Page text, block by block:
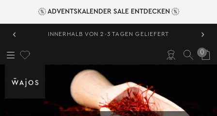
ADVENTSKALENDER SALE ENTDECKEN
‹ INNERHALB VON 2-3 TAGEN GELIEFERT ›
0